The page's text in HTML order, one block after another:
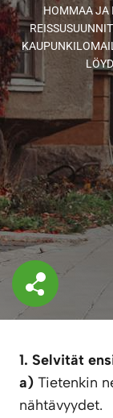
HOMMAA JA
1. Selvität
a) Tietenkin
nähtävyydet.